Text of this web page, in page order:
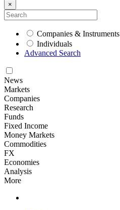
×
Companies & Instruments
Individuals
Advanced Search
News
Markets
Companies
Research
Funds
Fixed Income
Money Markets
Commodities
FX
Economies
Analysis
More